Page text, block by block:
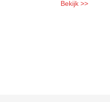
Bekijk >>